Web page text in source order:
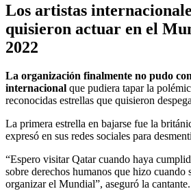
Los artistas
quisieron actuar en el
2022
La organización finalmente no pudo
internacional que pudiera tapar la
reconocidas estrellas que quisieron
La primera estrella en bajarse fue la
expresó en sus redes sociales para
“Espero visitar Qatar cuando haya
sobre derechos humanos que hizo cuando
organizar el Mundial”, aseguró la cantante.